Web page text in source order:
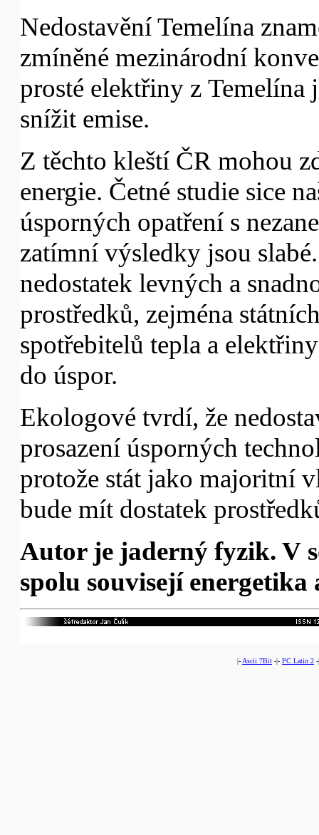
Nedostavění Temelína
zmíněné mezinárodní
prosté elektřiny z Temelína
snížit emise.
Z těchto kleští ČR mohou
energie. Četné studie sice
úsporných opatření s
zatímní výsledky jsou
nedostatek levných a
prostředků, zejména
spotřebitelů tepla a
do úspor.
Ekologové tvrdí, že
prosazení úsporných
protože stát jako majoritní
bude mít dostatek
Autor je jaderný fyzik. V
spolu souvisejí
|- Ascii 7Bit -|- PC Latin 2